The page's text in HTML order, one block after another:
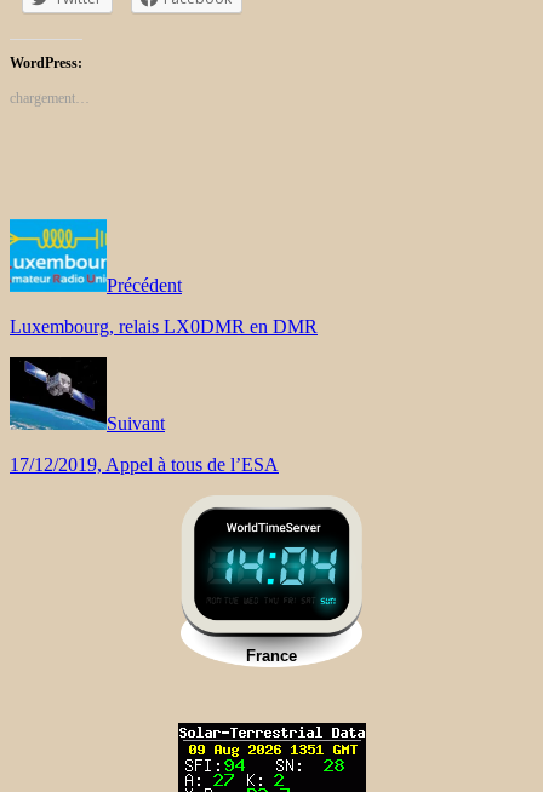
WordPress:
chargement…
Précédent
Luxembourg, relais LX0DMR en DMR
Suivant
17/12/2019, Appel à tous de l’ESA